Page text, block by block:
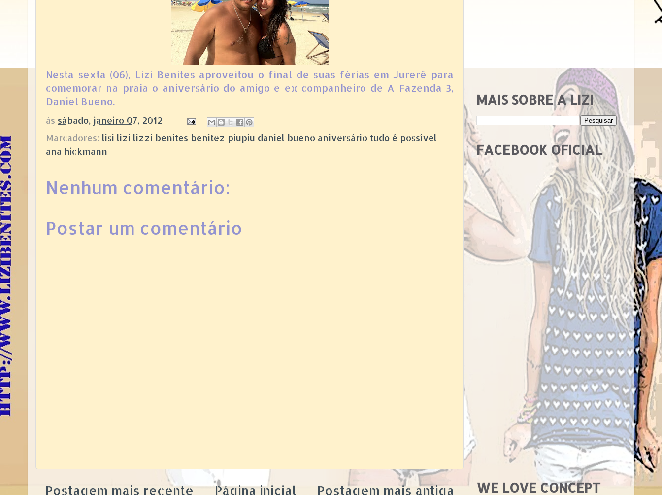
Nesta sexta (06), Lizi Benites aproveitou o final de suas férias em Jurerê para
comemorar na praia o aniversário do amigo e ex companheiro de A Fazenda 3,
Daniel Bueno.
às sábado, janeiro 07, 2012
Marcadores: lisi lizi lizzi benites benitez piupiu daniel bueno aniversário tudo é possível
ana hickmann
Nenhum comentário:
Postar um comentário
Postagem mais recente Postagem mais antiga
Página inicial
MAIS SOBRE A LIZI
FACEBOOK OFICIAL
WE LOVE CONCEPT